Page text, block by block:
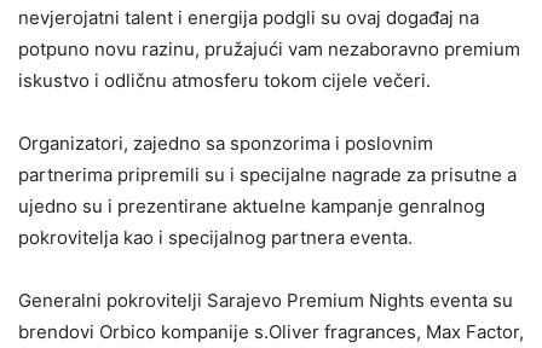
nevjerojatni talent i energija podgli su ovaj događaj na
potpuno novu razinu, pružajući vam nezaboravno premium
iskustvo i odličnu atmosferu tokom cijele večeri.
Organizatori, zajedno sa sponzorima i poslovnim
partnerima pripremili su i specijalne nagrade za prisutne a
ujedno su i prezentirane aktuelne kampanje genralnog
pokrovitelja kao i specijalnog partnera eventa.
Generalni pokrovitelji Sarajevo Premium Nights eventa su
brendovi Orbico kompanije s.Oliver fragrances, Max Factor,